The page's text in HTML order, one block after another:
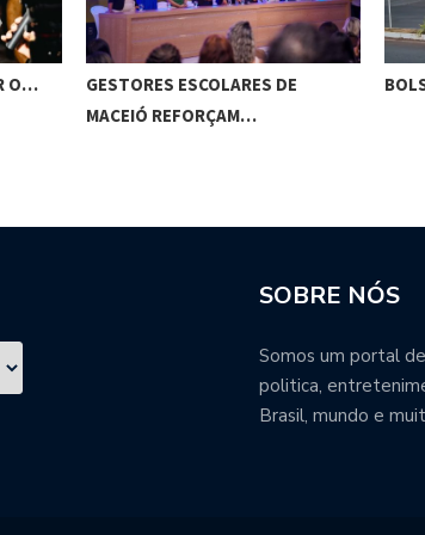
BOLSONARO PEDE AO STF PARA…
SOBRE NÓS
Somos um portal
politica,
Brasil, mundo e